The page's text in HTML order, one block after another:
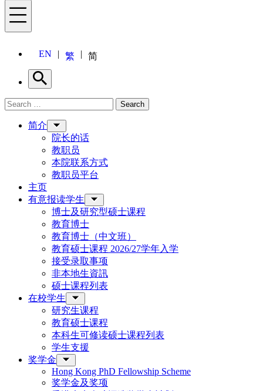
Menu
EN 繁 简
Search
Search for: Search
简介
院长的话
教职员
本院联系方式
教职员平台
主页
有意报读学生
博士及研究型硕士课程
教育博士
教育博士（中文班）
教育硕士课程 2026/27学年入学
接受录取事项
非本地生資訊
硕士课程列表
在校学生
研究生课程
教育硕士课程
本科生可修读硕士课程列表
学生支援
奖学金
Hong Kong PhD Fellowship Scheme
奖学金及奖项